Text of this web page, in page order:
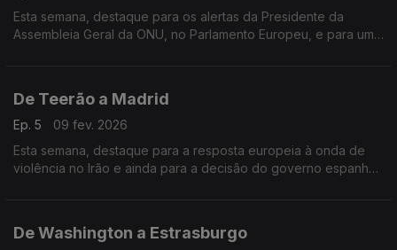
Esta semana, destaque para os alertas da Presidente da
Assembleia Geral da ONU, no Parlamento Europeu, e para uma
De Teerão a Madrid
Ep. 5
09 fev. 2026
Esta semana, destaque para a resposta europeia à onda de
violência no Irão e ainda para a decisão do governo espanhol
De Washington a Estrasburgo